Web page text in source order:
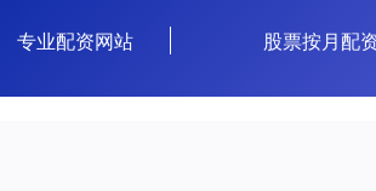
专业配资网站 股票按月配